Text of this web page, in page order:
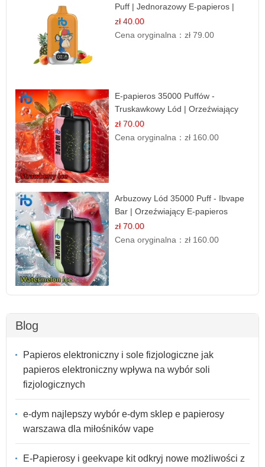
Puff | Jednorazowy E-papieros |
Tropikalny Smak
zł 40.00
Cena oryginalna：zł 79.00
E-papieros 35000 Puffów -
Truskawkowy Lód | Orzeźwiający
Smak
zł 70.00
Cena oryginalna：zł 160.00
Arbuzowy Lód 35000 Puff - Ibvape
Bar | Orzeźwiający E-papieros
Jednorazowy
zł 70.00
Cena oryginalna：zł 160.00
Blog
Papieros elektroniczny i sole fizjologiczne jak
papieros elektroniczny wpływa na wybór soli
fizjologicznych
e-dym najlepszy wybór e-dym sklep e papierosy
warszawa dla miłośników vape
E-Papierosy i geekvape kit odkryj nowe możliwości z